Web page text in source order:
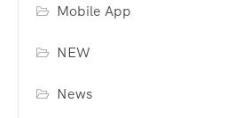
Mobile App
NEW
News